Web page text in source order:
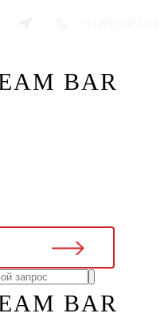
BAR
BAR